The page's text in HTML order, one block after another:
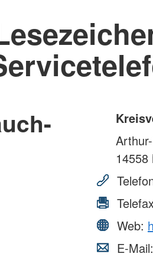
14558
Web:
E-Mail: